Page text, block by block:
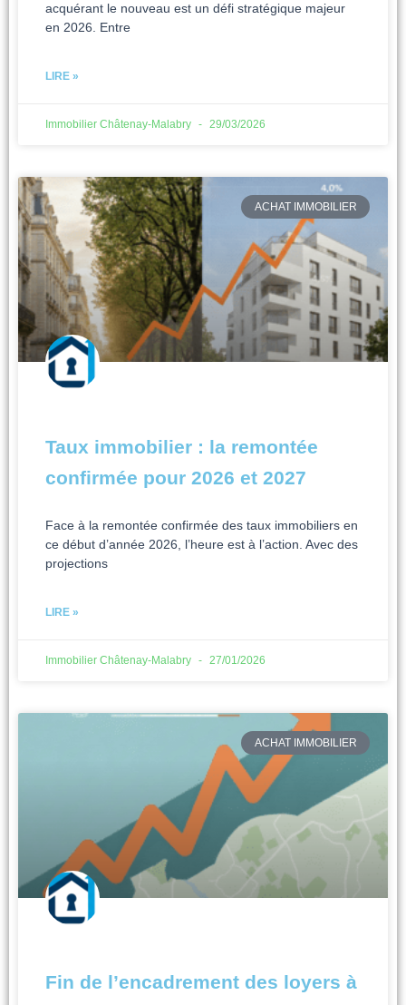
acquérant le nouveau est un défi stratégique majeur
en 2026. Entre
LIRE »
Immobilier Châtenay-Malabry 29/03/2026
ACHAT IMMOBILIER
Taux immobilier : la remontée
confirmée pour 2026 et 2027
Face à la remontée confirmée des taux immobiliers en
ce début d’année 2026, l’heure est à l’action. Avec des
projections
LIRE »
Immobilier Châtenay-Malabry 27/01/2026
ACHAT IMMOBILIER
Fin de l’encadrement des loyers à